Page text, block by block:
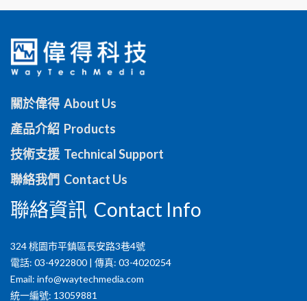
關於偉得 About Us
產品介紹 Products
技術支援 Technical Support
聯絡我們 Contact Us
聯絡資訊 Contact Info
324 桃園市平鎮區長安路3巷4號
電話: 03-4922800 | 傳真: 03-4020254
Email: info@waytechmedia.com
統一編號: 13059881